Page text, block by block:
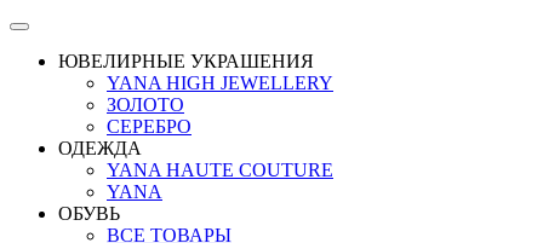
ЮВЕЛИРНЫЕ УКРАШЕНИЯ
YANA HIGH JEWELLERY
ЗОЛОТО
СЕРЕБРО
ОДЕЖДА
YANA HAUTE COUTURE
YANA
ОБУВЬ
ВСЕ ТОВАРЫ